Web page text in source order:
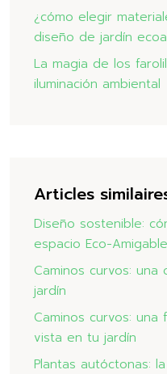
¿cómo elegir
diseño de jardín
La magia de los
iluminación ambiental
Articles
Diseño sostenible:
espacio Eco-Amigable
Caminos curvos:
jardín
Caminos curvos:
vista en tu jardín
Plantas autóctonas: